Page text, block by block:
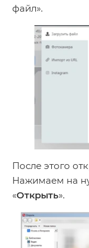
файл».
После этого
Нажимаем на
«Открыть».